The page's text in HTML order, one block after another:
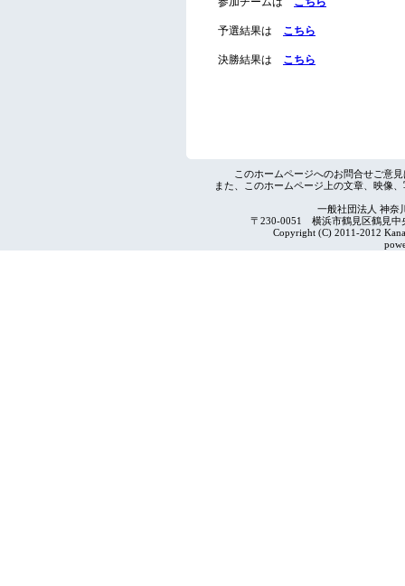
このホームページへのお問合せご意
また、このホームページ上の文章、映像
一般社団法人 神奈
〒230-0051 横浜市鶴見区鶴見
Copyright (C) 2011-2012